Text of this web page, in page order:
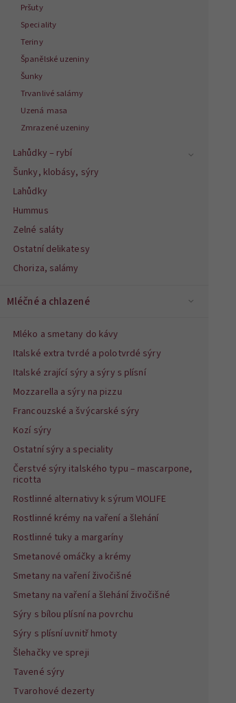
Pršuty
Speciality
Teriny
Španělské uzeniny
Šunky
Trvanlivé salámy
Uzená masa
Zmrazené uzeniny
Lahůdky – rybí
Šunky, klobásy, sýry
Lahůdky
Hummus
Zelné saláty
Ostatní delikatesy
Choriza, salámy
Mléčné a chlazené
Mléko a smetany do kávy
Italské extra tvrdé a polotvrdé sýry
Italské zrající sýry a sýry s plísní
Mozzarella a sýry na pizzu
Francouzské a švýcarské sýry
Kozí sýry
Ostatní sýry a speciality
Čerstvé sýry italského typu – mascarpone,
ricotta
Rostlinné alternativy k sýrum VIOLIFE
Rostlinné krémy na vaření a šlehání
Rostlinné tuky a margaríny
Smetanové omáčky a krémy
Smetany na vaření živočišné
Smetany na vaření a šlehání živočišné
Sýry s bílou plísní na povrchu
Sýry s plísní uvnitř hmoty
Šlehačky ve spreji
Tavené sýry
Tvarohové dezerty